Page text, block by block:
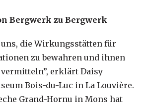
Bergwerk zu Bergwerk
die Wirkungsstätten für
zu bewahren und ihnen
erklärt Daisy
Bois-du-Luc in La Louvière.
Grand-Hornu in Mons hat